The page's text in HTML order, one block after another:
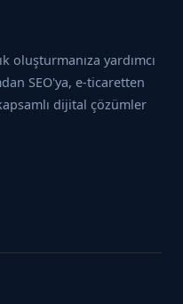
oluşturmanıza yardımcı
SEO'ya, e-ticaretten
dijital çözümler